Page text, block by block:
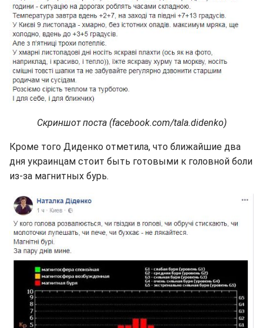
Скриншот поста (facebook.com/tala.didenko)
Кроме того Диденко отметила, что ближайшие два
дня украинцам стоит быть готовыми к головной боли
из-за магнитных бурь.